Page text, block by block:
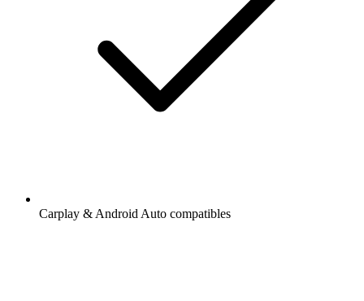
Carplay & Android Auto compatibles